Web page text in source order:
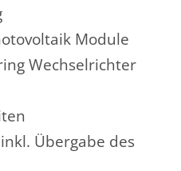
Module
Wechselrichter
Übergabe des